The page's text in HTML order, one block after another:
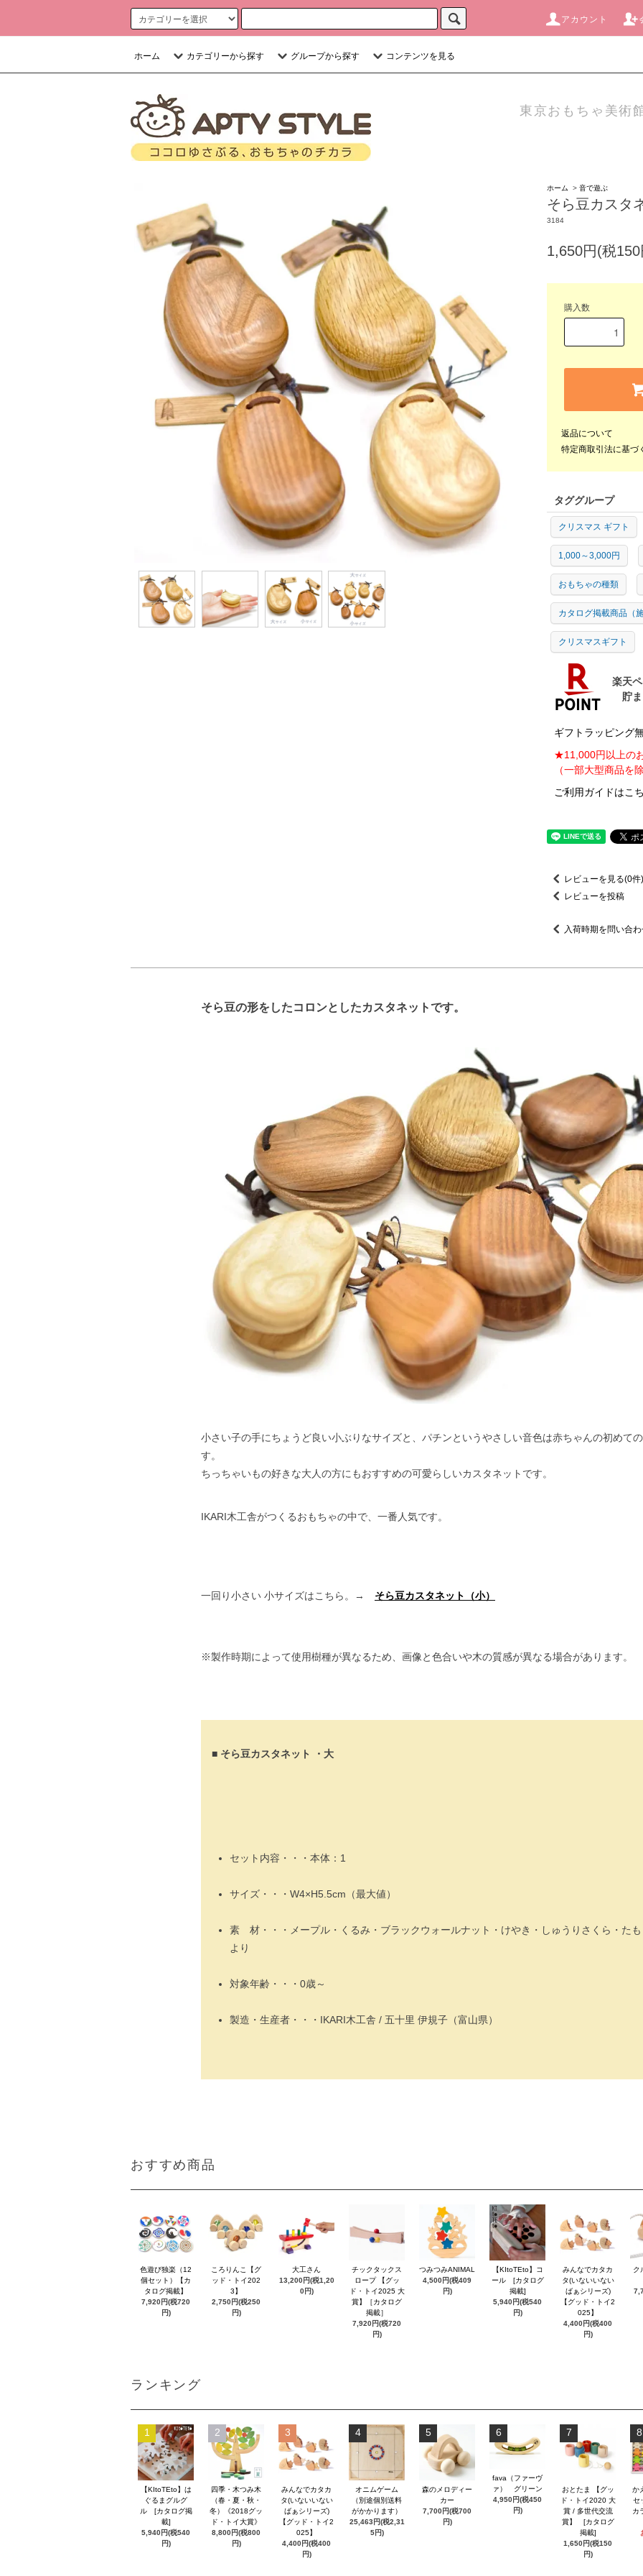
アカウント
ホーム カテゴリーから探す グループから探す コンテンツを見る
東京おもちゃ美術
ホーム > 音で遊ぶ
そら豆カスタ
3184
1,650円(税150
購入数
返品について
特定商取引法に基づ
タググループ
クリスマス ギフト
1,000～3,000円
おもちゃの種類
カタログ掲載商品（
クリスマスギフト
ギフトラッピング
★11,000円以上の
（一部大型商品を
ご利用ガイドはこ
レビューを見る(0件)
レビューを投稿
入荷時期を問い合わ
そら豆の形をしたコロンとしたカスタネットです。
小さい子の手にちょうど良い小ぶりなサイズと、パチンというやさしい音色は赤ちゃんの初めて
す。
ちっちゃいもの好きな大人の方にもおすすめの可愛らしいカスタネットです。
IKARI木工舎がつくるおもちゃの中で、一番人気です。
一回り小さい 小サイズはこちら。→ そら豆カスタネット（小）
※製作時期によって使用樹種が異なるため、画像と色合いや木の質感が異なる場合があります。
■ そら豆カスタネット ・大
セット内容・・・本体：1
サイズ・・・W4×H5.5cm（最大値）
素 材・・・メープル・くるみ・ブラックウォールナット・けやき・しゅうりさくら・た
より
対象年齢・・・0歳～
製造・生産者・・・IKARI木工舎 / 五十里 伊規子（富山県）
おすすめ商品
色遊び独楽（12
個セット）【カ
タログ掲載】
7,920円(税720
円)
ころりんこ【グ
ッド・トイ202
3】
2,750円(税250
円)
大工さん
13,200円(税1,20
0円)
チックタックス
ロープ 【グッ
ド・トイ2025 大
賞】［カタログ
掲載］
7,920円(税720
円)
つみつみANIMAL
4,500円(税409
円)
【KItoTEto】コ
ール [カタログ
掲載]
5,940円(税540
円)
みんなでカタカ
タ(いないいない
ばぁシリーズ)
【グッド・トイ2
025】
4,400円(税400
円)
ク
ランキング
1
【KItoTEto】は
ぐるまグルグ
ル [カタログ掲
載]
5,940円(税540
円)
2
四季・木つみ木
（春・夏・秋・
冬）《2018グッ
ド・トイ大賞》
8,800円(税800
円)
3
みんなでカタカ
タ(いないいない
ばぁシリーズ)
【グッド・トイ2
025】
4,400円(税400
円)
4
オニムゲーム
（別途個別送料
がかかります）
25,463円(税2,31
5円)
5
森のメロディー
カー
7,700円(税700
円)
6
fava（ファーヴ
ァ） グリーン
4,950円(税450
円)
7
おとたま 【グッ
ド・トイ2020 大
賞 / 多世代交流
賞】 [カタログ
掲載]
1,650円(税150
円)
8
か
セ
カ